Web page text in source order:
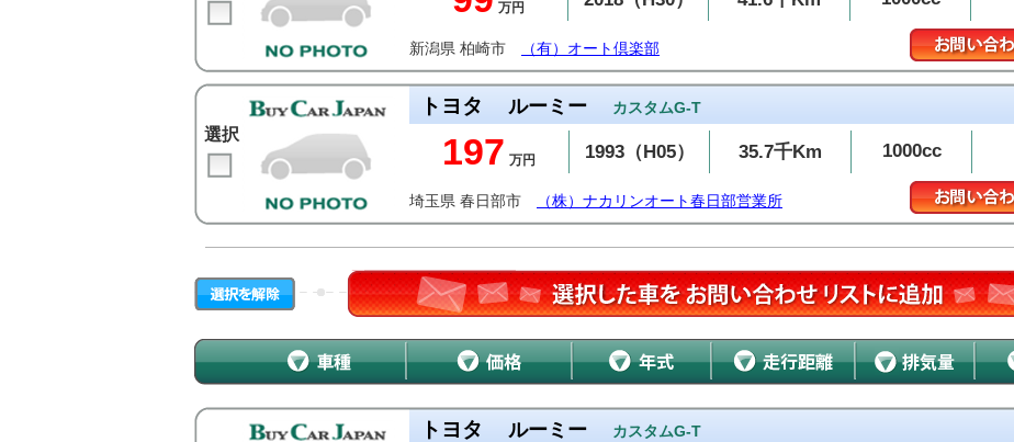
万円
新潟県 柏崎市 （有）オート倶楽部
選択
トヨタ ルーミー カスタムG-T
197 万円 1993（H05） 35.7千Km 1000cc
埼玉県 春日部市 （株）ナカリンオート春日部営業所
トヨタ ルーミー カスタムG-T